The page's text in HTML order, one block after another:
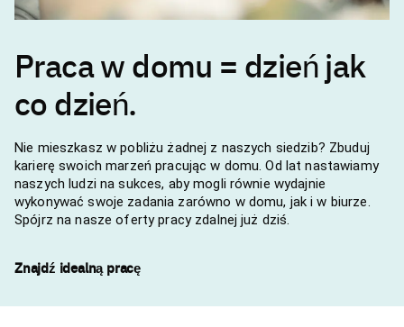
Praca w domu = dzień jak
co dzień.
Nie mieszkasz w pobliżu żadnej z naszych siedzib? Zbuduj
karierę swoich marzeń pracując w domu. Od lat nastawiamy
naszych ludzi na sukces, aby mogli równie wydajnie
wykonywać swoje zadania zarówno w domu, jak i w biurze.
Spójrz na nasze oferty pracy zdalnej już dziś.
Znajdź idealną pracę